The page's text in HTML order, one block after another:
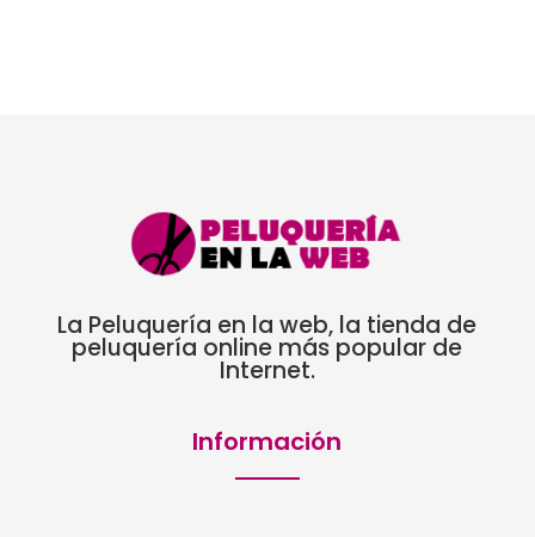
La Peluquería en la web, la tienda de
peluquería online más popular de
Internet.
Información